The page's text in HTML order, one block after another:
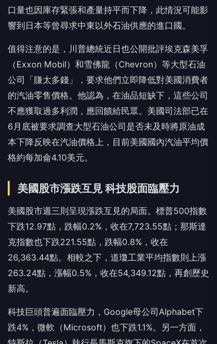
口量也因庫存緊張和產量持平而下降，此情況可能影
響到日本等曾尋求中東以外石油供應的進口國。
值得注意的是，川普總統近日也公開批評埃克森美孚
（Exxon Mobil）和雪佛龍（Chevron）等大型石油
公司「賺太多錢」，要求他們立即降低對美國消費者
的汽油零售價格。他認為，在油品短缺下，這些公司
不應獲取過多利潤，應回饋給民眾。美國司法部已在
6月底被要求調查大型石油公司是否未及時將原油成
本下降反映在汽油價格上，目前美國國內汽油平均價
格約每加侖4.10美元。
美國股市漲跌互見 科技股面臨壓力
美國股市週三則呈現漲跌互見的局面。標普500指數
下跌12.97點，跌幅0.2%，收在7,723.55點；那斯達
克指數也下跌221.55點，跌幅0.8%，收在
26,363.44點。相較之下，道瓊工業平均指數則上漲
263.24點，漲幅0.5%，收在54,349.12點，再創歷史
新高。
科技巨頭普遍面臨壓力，Google母公司Alphabet下
跌4%，微軟（Microsoft）也下跌1.1%。另一方面，